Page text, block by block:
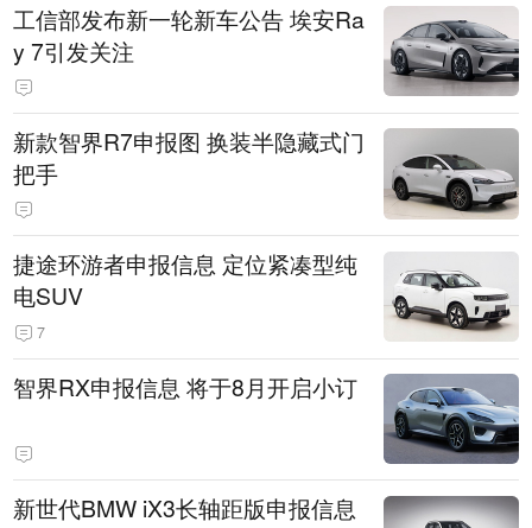
工信部发布新一轮新车公告 埃安Ra
y 7引发关注
新款智界R7申报图 换装半隐藏式门
把手
捷途环游者申报信息 定位紧凑型纯
电SUV
7
智界RX申报信息 将于8月开启小订
新世代BMW iX3长轴距版申报信息